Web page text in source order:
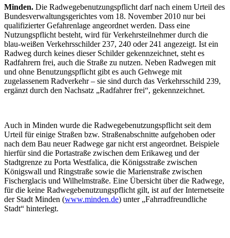
Minden. Die Radwegebenutzungspflicht darf nach einem Urteil des
Bundesverwaltungsgerichtes vom 18. November 2010 nur bei
qualifizierter Gefahrenlage angeordnet werden. Dass eine
Nutzungspflicht besteht, wird für Verkehrsteilnehmer durch die
blau-weißen Verkehrsschilder 237, 240 oder 241 angezeigt. Ist ein
Radweg durch keines dieser Schilder gekennzeichnet, steht es
Radfahrern frei, auch die Straße zu nutzen. Neben Radwegen mit
und ohne Benutzungspflicht gibt es auch Gehwege mit
zugelassenem Radverkehr – sie sind durch das Verkehrsschild 239,
ergänzt durch den Nachsatz „Radfahrer frei“, gekennzeichnet.
Auch in Minden wurde die Radwegebenutzungspflicht seit dem
Urteil für einige Straßen bzw. Straßenabschnitte aufgehoben oder
nach dem Bau neuer Radwege gar nicht erst angeordnet. Beispiele
hierfür sind die Portastraße zwischen dem Erikaweg und der
Stadtgrenze zu Porta Westfalica, die Königsstraße zwischen
Königswall und Ringstraße sowie die Marienstraße zwischen
Fischerglacis und Wilhelmstraße. Eine Übersicht über die Radwege,
für die keine Radwegebenutzungspflicht gilt, ist auf der Internetseite
der Stadt Minden (www.minden.de) unter „Fahrradfreundliche
Stadt“ hinterlegt.